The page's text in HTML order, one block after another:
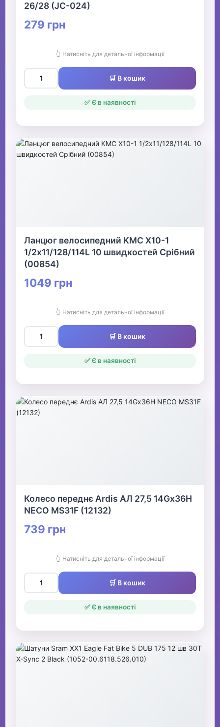
26/28 (JC-024)
279 грн
👆 Натисніть для детальної інформації
🛒 В кошик
✅ Є в наявності
Ланцюг велосипедний KMC X10-1
1/2х11/128/114L 10 швидкостей Срібний
(00854)
1049 грн
👆 Натисніть для детальної інформації
🛒 В кошик
✅ Є в наявності
Колесо переднє Ardis АЛ 27,5 14Gх36Н
NECO MS31F (12132)
739 грн
👆 Натисніть для детальної інформації
🛒 В кошик
✅ Є в наявності